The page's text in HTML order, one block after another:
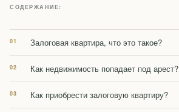
СОДЕРЖАНИЕ:
Залоговая квартира, что это такое?
Как недвижимость попадает под арест?
Как приобрести залоговую квартиру?